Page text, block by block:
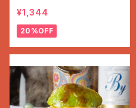
BI〜 1個（200 g）
¥1,344
20%OFF